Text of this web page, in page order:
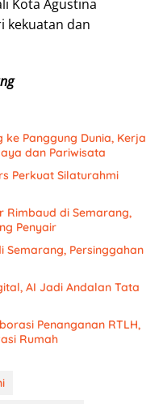
Kota Agustina
kekuatan dan
Panggung Dunia, Kerja
dan Pariwisata
Perkuat Silaturahmi
Rimbaud di Semarang,
Penyair
Semarang, Persinggahan
AI Jadi Andalan Tata
Penanganan RTLH,
Rumah